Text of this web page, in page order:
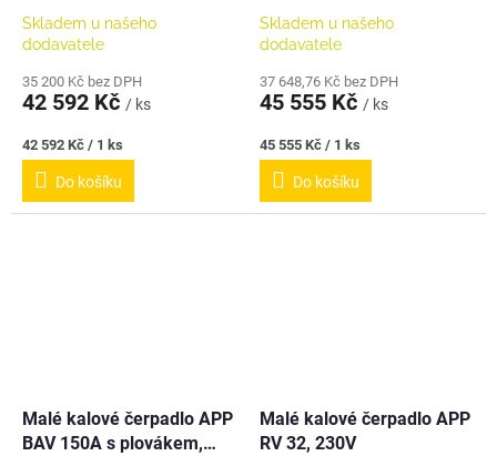
Skladem u našeho
dodavatele
35 200 Kč bez DPH
42 592 Kč / ks
Měrná
cena:
42 592 Kč / 1 ks
Do košíku
vřetenové
Skladem u našeho
dodavatele
37 648,76 Kč bez DPH
45 555 Kč / ks
Měrná
cena:
45 555 Kč / 1 ks
Do košíku
Malé kalové čerpadlo APP
BAV 150A s plovákem,
Malé kalové čerpadlo APP
RV 32, 230V